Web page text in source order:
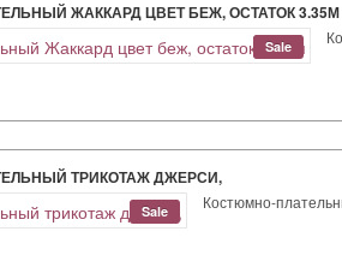
ЖАККАРД ЦВЕТ БЕЖ, ОСТАТОК 3.35М
Sale
ТРИКОТАЖ ДЖЕРСИ,
Sale Костюмно-